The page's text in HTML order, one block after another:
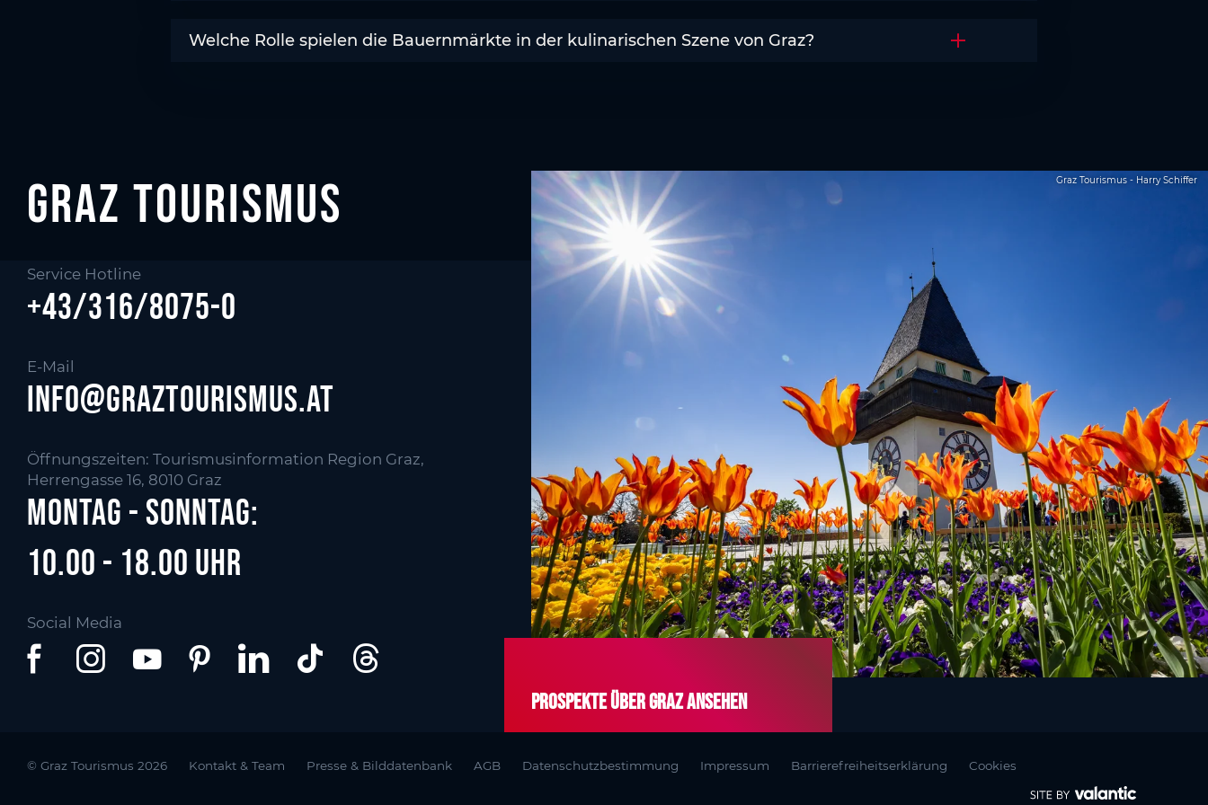
Welche Rolle spielen die Bauernmärkte in der kulinarischen Szene von Graz? Akkordeon öffnen
Graz tourismus
Service Hotline
+43/316/8075-0
E-Mail
info@graztourismus.at
Öffnungszeiten: Tourismusinformation Region Graz,
Herrengasse 16, 8010 Graz
Montag - Sonntag:
10.00 - 18.00 Uhr
Social Media
Graz Tourismus - Harry Schiffer
Prospekte über Graz ansehen
© Graz Tourismus 2026 Kontakt & Team Presse & Bilddatenbank AGB Datenschutzbestimmung Impressum Barrierefreiheitserklärung Cookies